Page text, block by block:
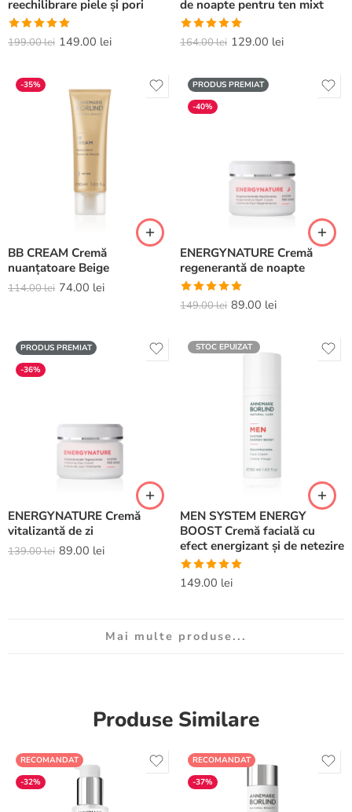
reechilibrare piele și pori
Evaluat la
199.00lei 149.00 lei
de noapte pentru ten mixt
Evaluat la
164.00lei 129.00 lei
-35%
BB CREAM Cremă
nuanțatoare Beige
114.00lei 74.00 lei
PRODUS PREMIAT
-40%
ENERGYNATURE Cremă
regenerantă de noapte
Evaluat la
149.00lei 89.00 lei
PRODUS PREMIAT
-36%
ENERGYNATURE Cremă
vitalizantă de zi
139.00lei 89.00 lei
STOC EPUIZAT
MEN SYSTEM ENERGY
BOOST Cremă facială cu
efect energizant și de netezire
Evaluat la
149.00 lei
Mai multe produse...
Produse Similare
RECOMANDAT
-32%
RECOMANDAT
-37%